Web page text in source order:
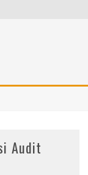
Audit